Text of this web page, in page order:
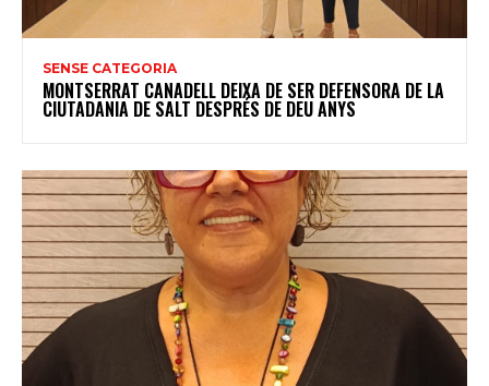
SENSE CATEGORIA
MONTSERRAT CANADELL DEIXA DE SER DEFENSORA DE LA
CIUTADANIA DE SALT DESPRÉS DE DEU ANYS